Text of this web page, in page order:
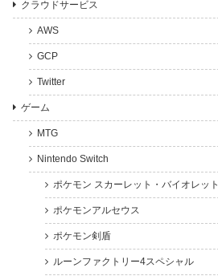
クラウドサービス
AWS
GCP
Twitter
ゲーム
MTG
Nintendo Switch
ポケモン スカーレット・バイオレット
ポケモンアルセウス
ポケモン剣盾
ルーンファクトリー4スペシャル